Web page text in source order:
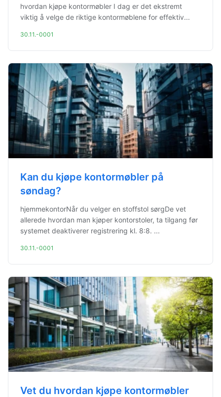
hvordan kjøpe kontormøbler I dag er det ekstremt
viktig å velge de riktige kontormøblene for effektiv...
30.11.-0001
Kan du kjøpe kontormøbler på
søndag?
hjemmekontorNår du velger en stoffstol sørgDe vet
allerede hvordan man kjøper kontorstoler, ta tilgang før
systemet deaktiverer registrering kl. 8:8. ...
30.11.-0001
Vet du hvordan kjøpe kontormøbler